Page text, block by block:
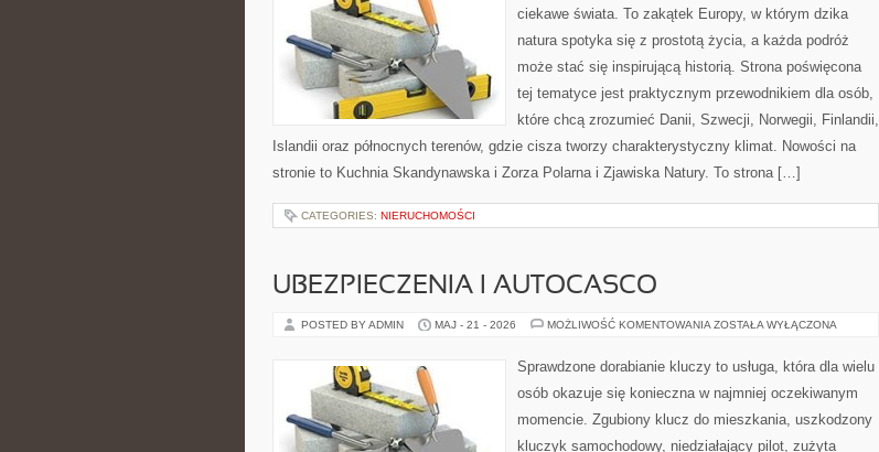
ciekawe świata. To zakątek Europy, w którym dzika
natura spotyka się z prostotą życia, a każda podróż
może stać się inspirującą historią. Strona poświęcona
tej tematyce jest praktycznym przewodnikiem dla osób,
które chcą zrozumieć Danii, Szwecji, Norwegii, Finlandii,
Islandii oraz północnych terenów, gdzie cisza tworzy charakterystyczny klimat. Nowości na
stronie to Kuchnia Skandynawska i Zorza Polarna i Zjawiska Natury. To strona […]
CATEGORIES: NIERUCHOMOŚCI
UBEZPIECZENIA I AUTOCASCO
POSTED BY ADMIN MAJ - 21 - 2026 MOŻLIWOŚĆ KOMENTOWANIA UBEZPIECZENIA
ZOSTAŁA WYŁĄCZONA
Sprawdzone dorabianie kluczy to usługa, która dla wielu
osób okazuje się konieczna w najmniej oczekiwanym
momencie. Zgubiony klucz do mieszkania, uszkodzony
kluczyk samochodowy, niedziałający pilot, zużyta